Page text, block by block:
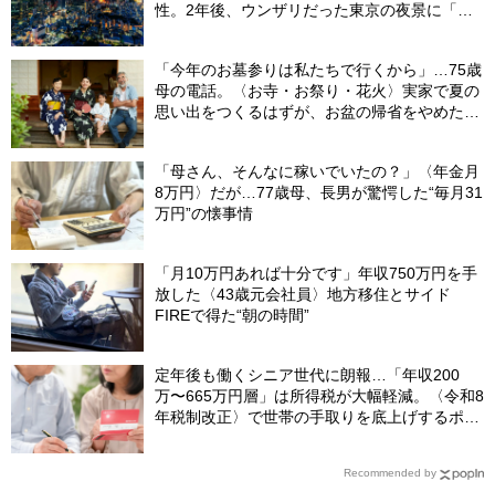
性。2年後、ウンザリだった東京の夜景に「癒
「今年のお墓参りは私たちで行くから」…75歳
母の電話。〈お寺・お祭り・花火〉実家で夏の
思い出をつくるはずが、お盆の帰省をやめた理
「母さん、そんなに稼いでいたの？」〈年金月
8万円〉だが…77歳母、長男が驚愕した“毎月31
万円”の懐事情
「月10万円あれば十分です」年収750万円を手
放した〈43歳元会社員〉地方移住とサイド
FIREで得た“朝の時間”
定年後も働くシニア世代に朗報…「年収200
万〜665万円層」は所得税が大幅軽減。〈令和8
年税制改正〉で世帯の手取りを底上げするポイ
Recommended by